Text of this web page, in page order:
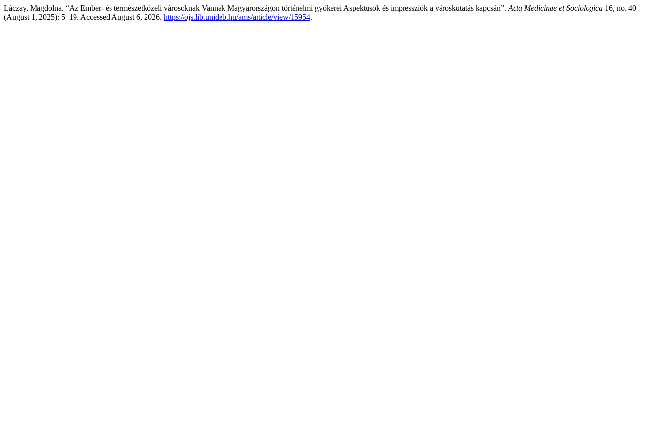
Láczay, Magdolna. “Az Ember- és természetközeli városoknak Vannak Magyarországon történelmi gyökerei Aspektusok és impressziók a városkutatás kapcsán”. Acta Medicinae et Sociologica 16, no. 40
(August 1, 2025): 5–19. Accessed August 6, 2026. https://ojs.lib.unideb.hu/ams/article/view/15954.